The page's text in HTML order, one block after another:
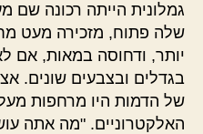
גמלונית הייתה רכונה שם
שלה פתוח, מזכירה מעט
יותר, ודחוסה במאות, אם
בגדלים ובצבעים שונים.
של הדמות היו מרחפות
האלקטרוניים. "מה אתה